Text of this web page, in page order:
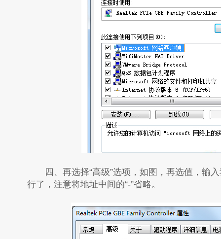
四、再选择“高级”选项，如图，再选值，输入
行了，注意将地址中间的“-”省略。